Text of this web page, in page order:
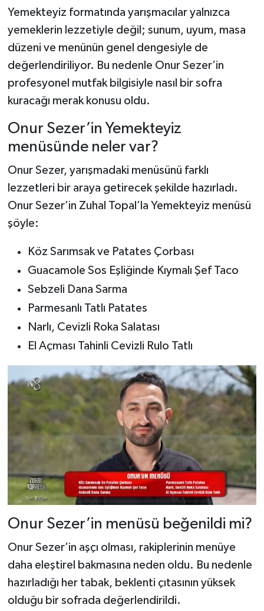
Yemekteyiz formatında yarışmacılar yalnızca
yemeklerin lezzetiyle değil; sunum, uyum, masa
düzeni ve menünün genel dengesiyle de
değerlendiriliyor. Bu nedenle Onur Sezer’in
profesyonel mutfak bilgisiyle nasıl bir sofra
kuracağı merak konusu oldu.
Onur Sezer’in Yemekteyiz
menüsünde neler var?
Onur Sezer, yarışmadaki menüsünü farklı
lezzetleri bir araya getirecek şekilde hazırladı.
Onur Sezer’in Zuhal Topal’la Yemekteyiz menüsü
şöyle:
Köz Sarımsak ve Patates Çorbası
Guacamole Sos Eşliğinde Kıymalı Şef Taco
Sebzeli Dana Sarma
Parmesanlı Tatlı Patates
Narlı, Cevizli Roka Salatası
El Açması Tahinli Cevizli Rulo Tatlı
Onur Sezer’in menüsü beğenildi mi?
Onur Sezer’in aşçı olması, rakiplerinin menüye
daha eleştirel bakmasına neden oldu. Bu nedenle
hazırladığı her tabak, beklenti çıtasının yüksek
olduğu bir sofrada değerlendirildi.
Şenpazar Haberleri
Seydiler Haberleri
Taşköprü Haberleri
Tosya Haberleri
Karadeniz Haberleri
Teknoloji Haberleri
Dünya Haberleri
Yerel Haberler
Haber Arşivi